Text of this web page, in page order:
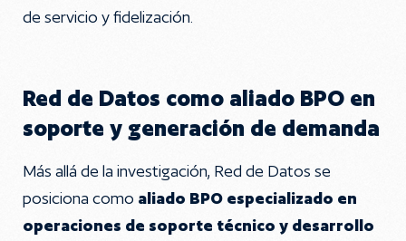
de servicio y fidelización.
Red de Datos como aliado BPO en
soporte y generación de demanda
Más allá de la investigación, Red de Datos se
posiciona como aliado BPO especializado en
operaciones de soporte técnico y desarrollo